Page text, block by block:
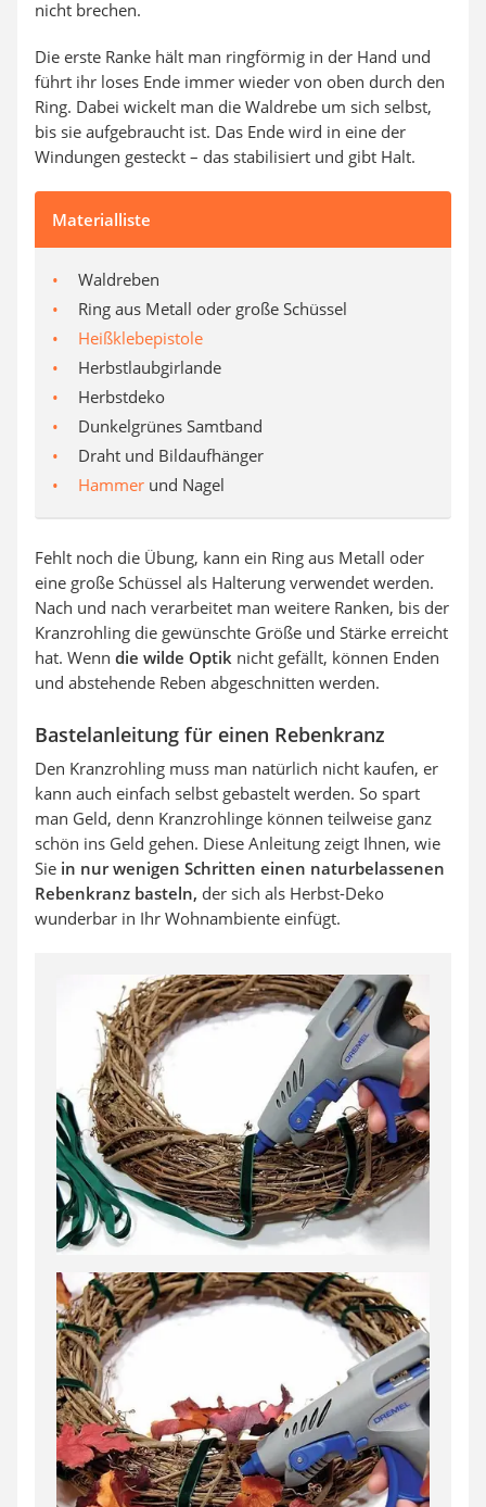
nicht brechen.
Die erste Ranke hält man ringförmig in der Hand und
führt ihr loses Ende immer wieder von oben durch den
Ring. Dabei wickelt man die Waldrebe um sich selbst,
bis sie aufgebraucht ist. Das Ende wird in eine der
Windungen gesteckt – das stabilisiert und gibt Halt.
Materialliste
Waldreben
Ring aus Metall oder große Schüssel
Heißklebepistole
Herbstlaubgirlande
Herbstdeko
Dunkelgrünes Samtband
Draht und Bildaufhänger
Hammer und Nagel
Fehlt noch die Übung, kann ein Ring aus Metall oder
eine große Schüssel als Halterung verwendet werden.
Nach und nach verarbeitet man weitere Ranken, bis der
Kranzrohling die gewünschte Größe und Stärke erreicht
hat. Wenn die wilde Optik nicht gefällt, können Enden
und abstehende Reben abgeschnitten werden.
Bastelanleitung für einen Rebenkranz
Den Kranzrohling muss man natürlich nicht kaufen, er
kann auch einfach selbst gebastelt werden. So spart
man Geld, denn Kranzrohlinge können teilweise ganz
schön ins Geld gehen. Diese Anleitung zeigt Ihnen, wie
Sie in nur wenigen Schritten einen naturbelassenen
Rebenkranz basteln, der sich als Herbst-Deko
wunderbar in Ihr Wohnambiente einfügt.